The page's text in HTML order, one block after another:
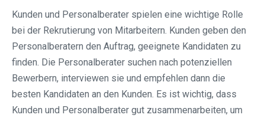
Kunden und Personalberater spielen eine wichtige Rolle
bei der Rekrutierung von Mitarbeitern. Kunden geben den
Personalberatern den Auftrag, geeignete Kandidaten zu
finden. Die Personalberater suchen nach potenziellen
Bewerbern, interviewen sie und empfehlen dann die
besten Kandidaten an den Kunden. Es ist wichtig, dass
Kunden und Personalberater gut zusammenarbeiten, um